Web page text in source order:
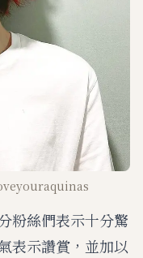
粉絲們表示十分驚
表示讚賞，並加以